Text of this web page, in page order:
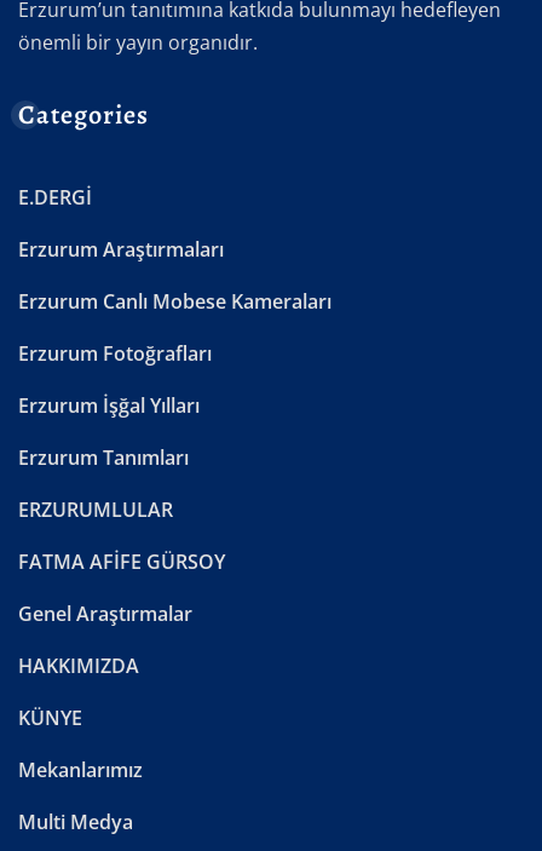
Erzurum’un tanıtımına katkıda bulunmayı hedefleyen
önemli bir yayın organıdır.
Categories
E.DERGİ
Erzurum Araştırmaları
Erzurum Canlı Mobese Kameraları
Erzurum Fotoğrafları
Erzurum İşğal Yılları
Erzurum Tanımları
ERZURUMLULAR
FATMA AFİFE GÜRSOY
Genel Araştırmalar
HAKKIMIZDA
KÜNYE
Mekanlarımız
Multi Medya